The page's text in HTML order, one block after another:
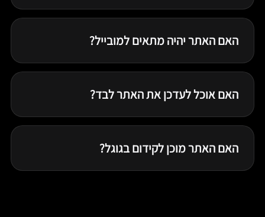
האם האתר יהיה מתאים למובייל?
כן. כל אתר נבנה בגישה רספונסיבית מלאה, עם התאמות
למסכים גדולים, טאבלטים ומובייל. אנחנו בודקים את חוויית
המשתמש, הטפסים, התפריטים ומהירות הטעינה במגוון
רזולוציות.
האם אוכל לעדכן את האתר לבד?
כן. אנחנו שמים דגש על מערכת ניהול נוחה, מבנה תוכן ברור
והדרכה לאחר העלייה לאוויר. המטרה היא שתוכלו להוסיף
תוכן ולעדכן עמודים בלי להיות תלויים בכל שינוי קטן.
האם האתר מוכן לקידום בגוגל?